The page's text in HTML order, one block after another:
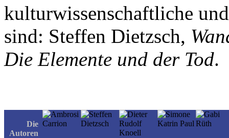
kulturwissenschaftliche
sind: Steffen Dietzsch,
Die Elemente und der Tod.
Die
Autoren